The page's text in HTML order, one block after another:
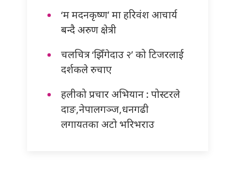
‘म मदनकृष्ण’ मा हरिवंश आचार्य
बन्दै अरुण क्षेत्री
चलचित्र ‘झिँगेदाउ २’ को टिजरलाई
दर्शकले रुचाए
हलीको प्रचार अभियान : पोस्टरले
दाङ,नेपालगञ्ज,धनगढी
लगायतका अटो भरिभराउ